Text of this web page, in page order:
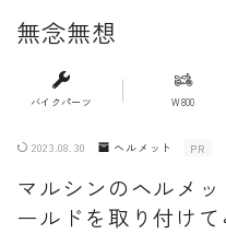
無念無想
MENU
・ホーム
・新着記事一覧
バイクパーツ W800
2023.08.30 ヘルメット PR
マルシンのヘルメ
ールドを取り付け